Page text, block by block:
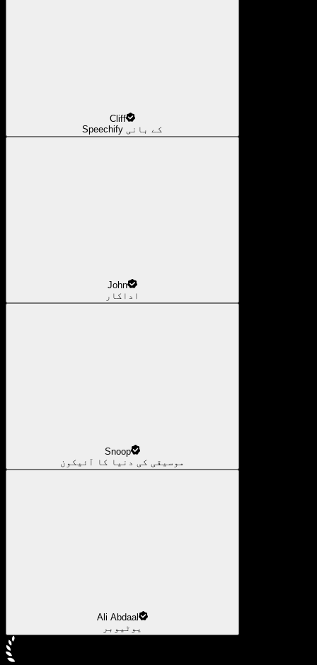
Cliff
Speechify کے بانی
John
اداکار
Snoop
موسیقی کی دنیا کا آئیکون
Ali Abdaal
یوٹیوبر